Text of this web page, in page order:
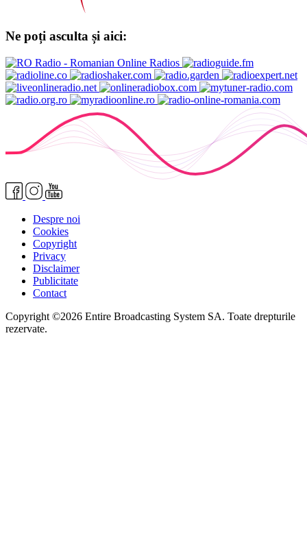
Ne poți asculta și aici:
Despre noi
Cookies
Copyright
Privacy
Disclaimer
Publicitate
Contact
Copyright ©2026 Entire Broadcasting System SA. Toate drepturile
rezervate.